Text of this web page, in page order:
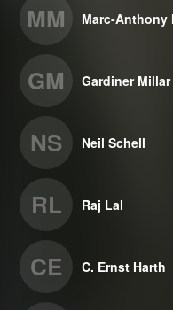
MM Marc-Anthony
GM Gardiner Millar
NS Neil Schell
RL Raj Lal
CE C. Ernst Harth